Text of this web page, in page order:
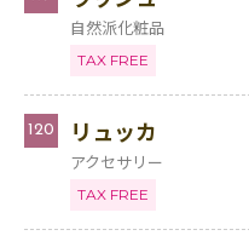
自然派化粧品
TAX FREE
120 リュッカ
アクセサリー
TAX FREE